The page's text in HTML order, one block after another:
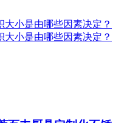
小是由哪些因素决定？
小是由哪些因素决定？